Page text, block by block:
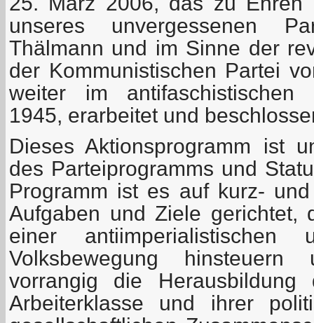
unseres unvergessenen
Thälmann und im Sinne der
der Kommunistischen Partei
weiter im antifaschistischen
1945, erarbeitet und
Dieses Aktionsprogramm ist
des Parteiprogramms und
Programm ist es auf kurz-
Aufgaben und Ziele gerichtet,
einer antiimperialistischen
Volksbewegung
vorrangig die Herausbildung
Arbeiterklasse und ihrer